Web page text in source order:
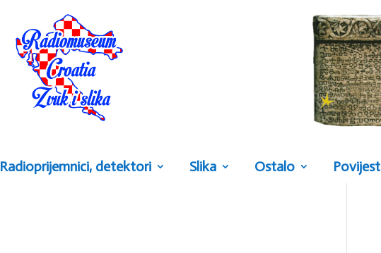
Radioprijemnici, detektori Slika Ostalo Povijest